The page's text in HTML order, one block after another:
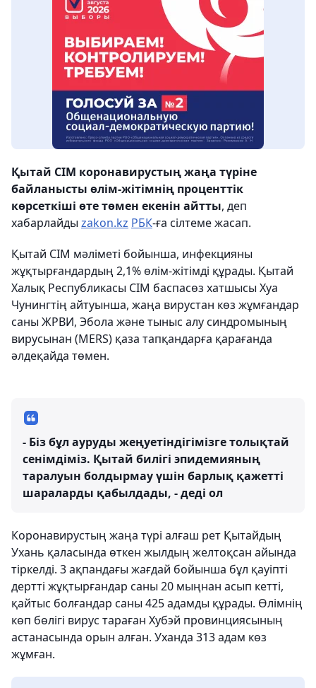
Қытай СІМ коронавирустың жаңа түріне
байланысты өлім-жітімнің проценттік
көрсеткіші өте төмен екенін айтты, деп
хабарлайды zakon.kz РБК-ға сілтеме жасап.
Қытай СІМ мәліметі бойынша, инфекцияны
жұқтырғандардың 2,1% өлім-жітімді құрады. Қытай
Халық Республикасы СІМ баспасөз хатшысы Хуа
Чунингтің айтуынша, жаңа вирустан көз жұмғандар
саны ЖРВИ, Эбола және тыныс алу синдромының
вирусынан (MERS) қаза тапқандарға қарағанда
әлдеқайда төмен.
- Біз бұл ауруды жеңуетіндігімізге толықтай
сенімдіміз. Қытай билігі эпидемияның
таралуын болдырмау үшін барлық қажетті
шараларды қабылдады, - деді ол
Коронавирустың жаңа түрі алғаш рет Қытайдың
Ухань қаласында өткен жылдың желтоқсан айында
тіркелді. 3 ақпандағы жағдай бойынша бұл қауіпті
дертті жұқтырғандар саны 20 мыңнан асып кетті,
қайтыс болғандар саны 425 адамды құрады. Өлімнің
көп бөлігі вирус тараған Хубэй провинциясының
астанасында орын алған. Уханда 313 адам көз
жұмған.